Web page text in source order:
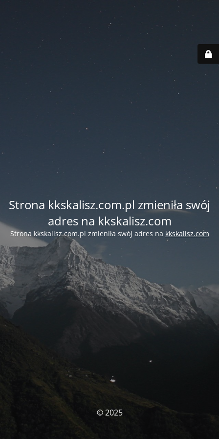
Strona kkskalisz.com.pl zmieniła swój
adres na kkskalisz.com
Strona kkskalisz.com.pl zmieniła swój adres na kkskalisz.com
© 2025